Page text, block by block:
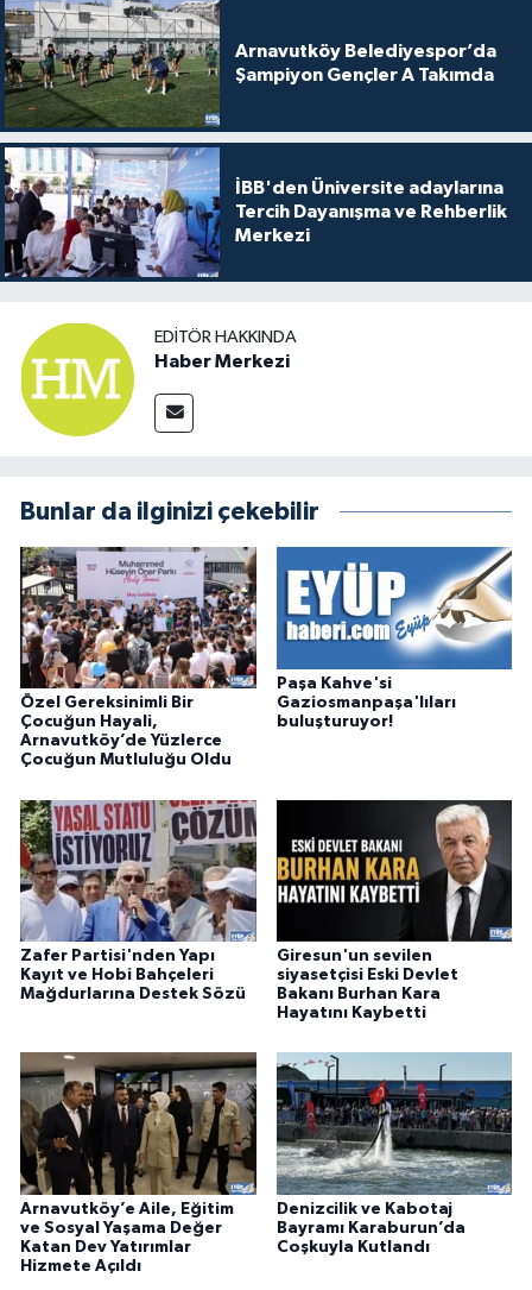
Arnavutköy Belediyespor’da
Şampiyon Gençler A Takımda
İBB'den Üniversite adaylarına
Tercih Dayanışma ve Rehberlik
Merkezi
EDITÖR HAKKINDA
Haber Merkezi
Bunlar da ilginizi çekebilir
Özel Gereksinimli Bir
Çocuğun Hayali,
Arnavutköy’de Yüzlerce
Çocuğun Mutluluğu Oldu
Paşa Kahve'si
Gaziosmanpaşa'lıları
buluşturuyor!
Zafer Partisi'nden Yapı
Kayıt ve Hobi Bahçeleri
Mağdurlarına Destek Sözü
Giresun'un sevilen
siyasetçisi Eski Devlet
Bakanı Burhan Kara
Hayatını Kaybetti
Arnavutköy’e Aile, Eğitim
ve Sosyal Yaşama Değer
Katan Dev Yatırımlar
Hizmete Açıldı
Denizcilik ve Kabotaj
Bayramı Karaburun’da
Coşkuyla Kutlandı